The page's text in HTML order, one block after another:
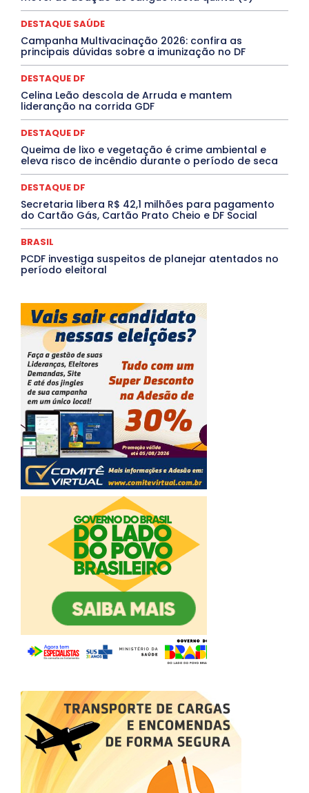
MEIO AMBIENTE
Minas Gerais MOBILIDADE
MPOX
MÚSICA
O Plantonista
PROCESSO SELETIVO
PUBLIEDITORIAL
QUALIFICAÇÃO PROFISSIONAL
RESIDÊNCIA
Santa Catarina
Saúde Agora
SEGURANÇA
Soltando o Verbo
TÁ FROID?
TEATRO
Tocantins
Utilidade Pública ZikaVirus
Mais
DESTAQUE SAÚDE
Campanha Multivacinação 2026: confira as
principais dúvidas sobre a imunização no DF
DESTAQUE DF
Celina Leão descola de Arruda e mantem
lideranção na corrida GDF
DESTAQUE DF
Queima de lixo e vegetação é crime ambiental e
eleva risco de incêndio durante o período de seca
DESTAQUE DF
Secretaria libera R$ 42,1 milhões para pagamento
do Cartão Gás, Cartão Prato Cheio e DF Social
BRASIL
PCDF investiga suspeitos de planejar atentados no
período eleitoral